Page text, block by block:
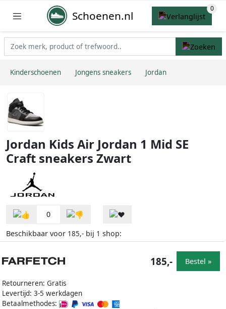
Schoenen.nl
Kinderschoenen Jongens sneakers Jordan
Jordan Kids Air Jordan 1 Mid SE
Craft sneakers Zwart
0
Beschikbaar voor 185,- bij 1 shop:
Retourneren: Gratis
Levertijd: 3-5 werkdagen
Betaalmethodes:
185,- Bestel »